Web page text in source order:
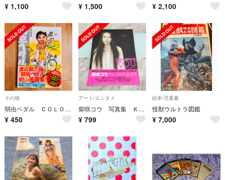
¥ 1,100 ¥ 1,500 ¥ 2,100
その他
弱虫ペダル ＣＯＬＯＲＳ カラーズ
¥ 450
アート/エンタメ
柴咲コウ 写真集 Ｋｏｕ 映画 GO
¥ 799
絵本/児童書
怪獣ウルトラ図鑑
¥ 7,000